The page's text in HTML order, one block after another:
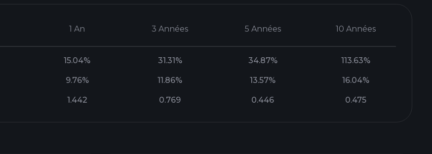
1 An 3 Années 5 Années 10 Années
15.04% 31.31% 34.87% 113.63%
9.76% 11.86% 13.57% 16.04%
1.442 0.769 0.446 0.475